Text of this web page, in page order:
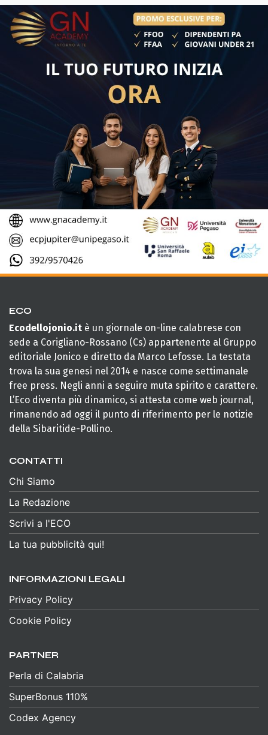
ECO
Ecodellojonio.it è un giornale on-line calabrese con
sede a Corigliano-Rossano (Cs) appartenente al Gruppo
editoriale Jonico e diretto da Marco Lefosse. La testata
trova la sua genesi nel 2014 e nasce come settimanale
free press. Negli anni a seguire muta spirito e carattere.
L’Eco diventa più dinamico, si attesta come web journal,
rimanendo ad oggi il punto di riferimento per le notizie
della Sibaritide-Pollino.
CONTATTI
Chi Siamo
La Redazione
Scrivi a l'ECO
La tua pubblicità qui!
INFORMAZIONI LEGALI
Privacy Policy
Cookie Policy
PARTNER
Perla di Calabria
SuperBonus 110%
Codex Agency